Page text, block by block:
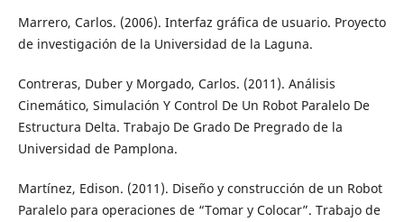
Marrero, Carlos. (2006). Interfaz gráfica de usuario. Proyecto
de investigación de la Universidad de la Laguna.
Contreras, Duber y Morgado, Carlos. (2011). Análisis
Cinemático, Simulación Y Control De Un Robot Paralelo De
Estructura Delta. Trabajo De Grado De Pregrado de la
Universidad de Pamplona.
Martínez, Edison. (2011). Diseño y construcción de un Robot
Paralelo para operaciones de “Tomar y Colocar”. Trabajo de